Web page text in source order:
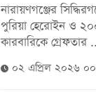
নারায়ণগঞ্জের
পুরিয়া হেরোইন ও
কারবারিকে গ্রেফতার
০২ এপ্রিল ২০২৬